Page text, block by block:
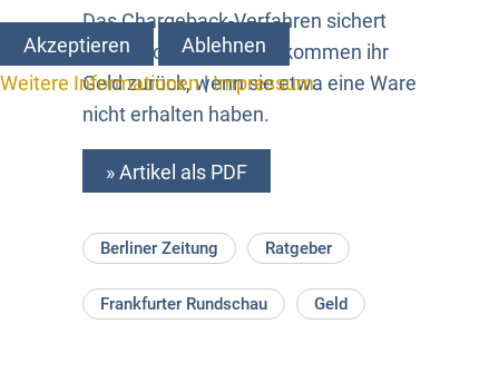
Das Chargeback-Verfahren sichert
Verbraucher ab. Sie bekommen ihr
Geld zurück, wenn sie etwa eine Ware
nicht erhalten haben.
» Artikel als PDF
Berliner Zeitung Ratgeber
Frankfurter Rundschau Geld
Akzeptieren
Ablehnen
Weitere Informationen|Impressum